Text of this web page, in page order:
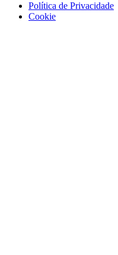
Política de Privacidade
Cookie